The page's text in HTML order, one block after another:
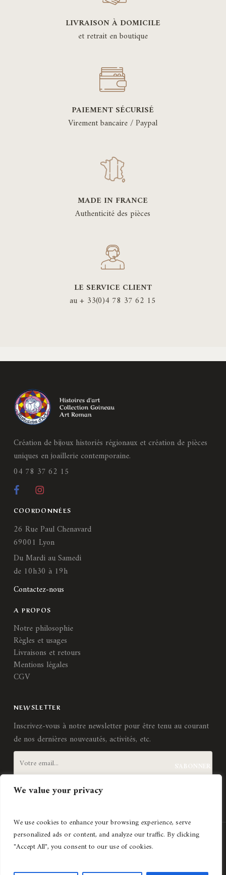
We value your privacy
We use cookies to enhance your browsing experience, serve
personalized ads or content, and analyze our traffic. By clicking
"Accept All", you consent to our use of cookies.
LIVRAISON À DOMICILE
et retrait en boutique
PAIEMENT SÉCURISÉ
Virement bancaire / Paypal
MADE IN FRANCE
Authenticité des pièces
LE SERVICE CLIENT
au + 33(0)4 78 37 62 15
Création de bijoux historiés régionaux et création de pièces
uniques en joaillerie contemporaine.
04 78 37 62 15
COORDONNÉES
26 Rue Paul Chenavard
69001 Lyon
Du Mardi au Samedi
de 10h30 à 19h
Contactez-nous
A PROPOS
Notre philosophie
Règles et usages
Livraisons et retours
Mentions légales
CGV
NEWSLETTER
Inscrivez-vous à notre newsletter pour être tenu au courant
de nos dernières nouveautés, activités, etc.
J'accepte lestermes et conditions
Création de site internetAgence Lyonnaise © Copyright 2021